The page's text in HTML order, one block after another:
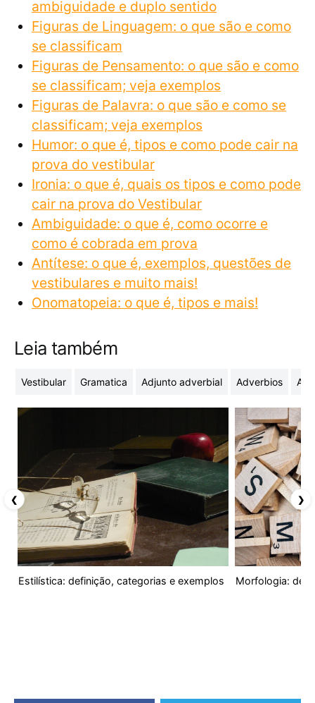
ambiguidade e duplo sentido
Figuras de Linguagem: o que são e como
se classificam
Figuras de Pensamento: o que são e como
se classificam; veja exemplos
Figuras de Palavra: o que são e como se
classificam; veja exemplos
Humor: o que é, tipos e como pode cair na
prova do vestibular
Ironia: o que é, quais os tipos e como pode
cair na prova do Vestibular
Ambiguidade: o que é, como ocorre e
como é cobrada em prova
Antítese: o que é, exemplos, questões de
vestibulares e muito mais!
Onomatopeia: o que é, tipos e mais!
Leia também
Vestibular Gramatica Adjunto adverbial Adverbios
Estilística: definição, categorias e exemplos Morfologia:
❮ ❯